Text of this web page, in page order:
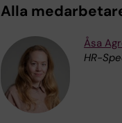
Alla
Åsa
HR-